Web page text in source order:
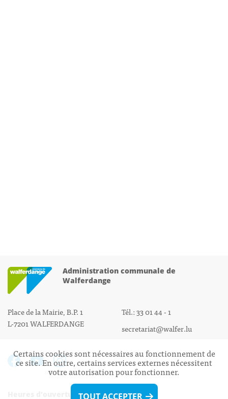
Administration communale de
Walferdange
Place de la Mairie, B.P. 1
L-7201 WALFERDANGE
Tél.: 33 01 44 - 1
secretariat@walfer.lu
Heures d’ouverture:
Certains cookies sont nécessaires au fonctionnement de
ce site. En outre, certains services externes nécessitent
votre autorisation pour fonctionner.
TOUT ACCEPTER